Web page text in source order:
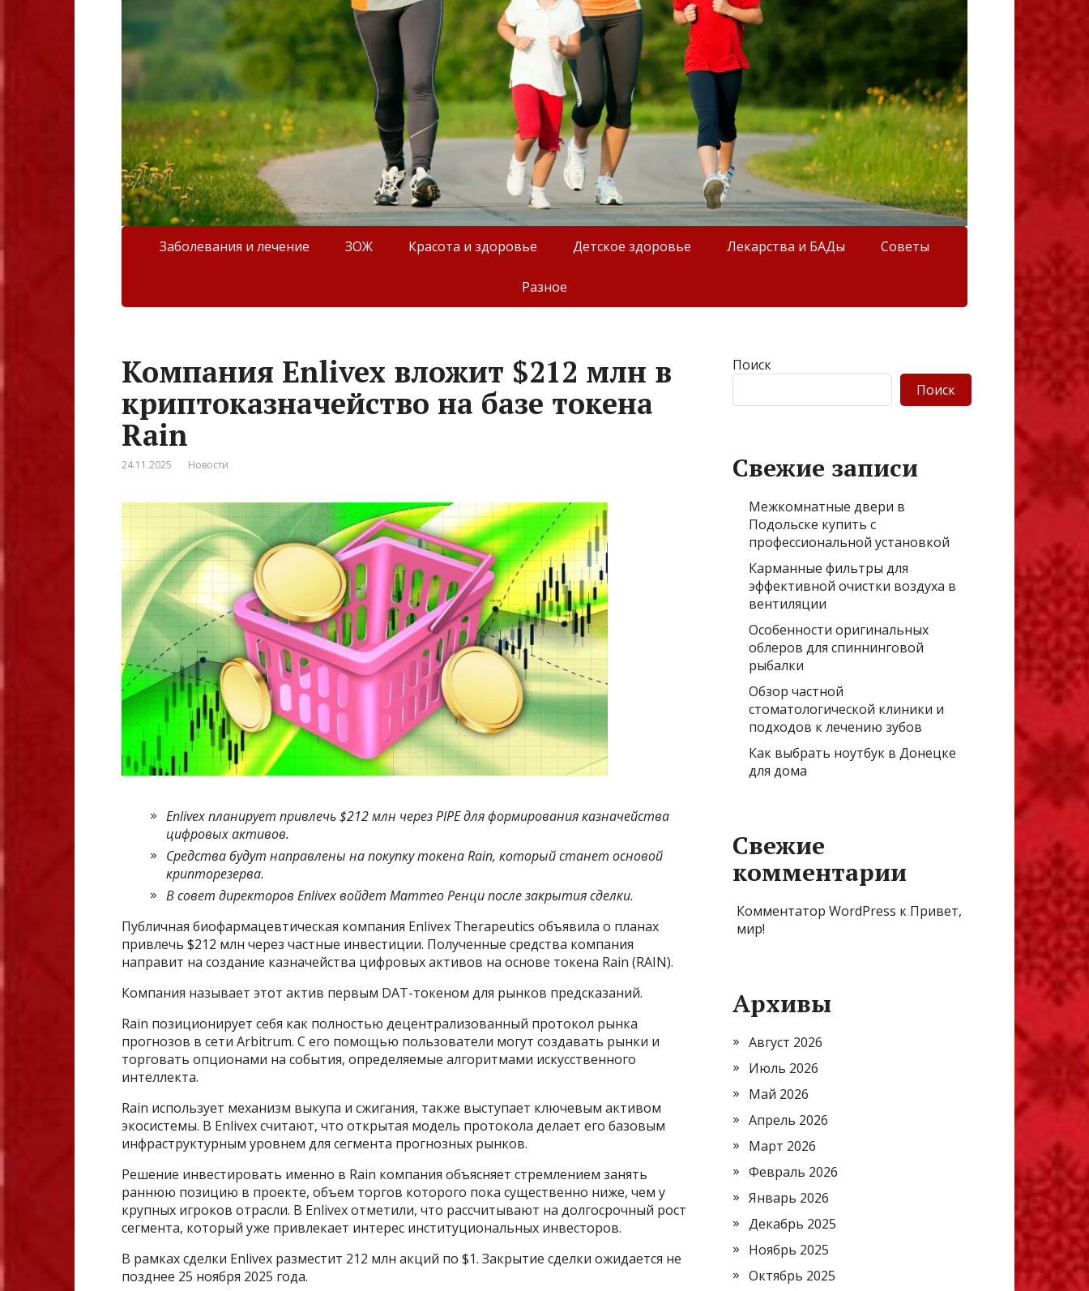
Заболевания и лечение ЗОЖ Красота и здоровье Детское здоровье Лекарства и БАДы Советы
Разное
Компания Enlivex вложит $212 млн в
криптоказначейство на базе токена
Rain
24.11.2025 Новости
Enlivex планирует привлечь $212 млн через PIPE для формирования казначейства
цифровых активов.
Средства будут направлены на покупку токена Rain, который станет основой
крипторезерва.
В совет директоров Enlivex войдет Маттео Ренци после закрытия сделки.
Публичная биофармацевтическая компания Enlivex Therapeutics объявила о планах
привлечь $212 млн через частные инвестиции. Полученные средства компания
направит на создание казначейства цифровых активов на основе токена Rain (RAIN).
Компания называет этот актив первым DAT-токеном для рынков предсказаний.
Rain позиционирует себя как полностью децентрализованный протокол рынка
прогнозов в сети Arbitrum. С его помощью пользователи могут создавать рынки и
торговать опционами на события, определяемые алгоритмами искусственного
интеллекта.
Rain использует механизм выкупа и сжигания, также выступает ключевым активом
экосистемы. В Enlivex считают, что открытая модель протокола делает его базовым
инфраструктурным уровнем для сегмента прогнозных рынков.
Решение инвестировать именно в Rain компания объясняет стремлением занять
раннюю позицию в проекте, объем торгов которого пока существенно ниже, чем у
крупных игроков отрасли. В Enlivex отметили, что рассчитывают на долгосрочный рост
сегмента, который уже привлекает интерес институциональных инвесторов.
В рамках сделки Enlivex разместит 212 млн акций по $1. Закрытие сделки ожидается не
позднее 25 ноября 2025 года.
Поиск
Поиск
Свежие записи
Межкомнатные двери в
Подольске купить с
профессиональной установкой
Карманные фильтры для
эффективной очистки воздуха в
вентиляции
Особенности оригинальных
облеров для спиннинговой
рыбалки
Обзор частной
стоматологической клиники и
подходов к лечению зубов
Как выбрать ноутбук в Донецке
для дома
Свежие
комментарии
Комментатор WordPress к Привет,
мир!
Архивы
Август 2026
Июль 2026
Май 2026
Апрель 2026
Март 2026
Февраль 2026
Январь 2026
Декабрь 2025
Ноябрь 2025
Октябрь 2025